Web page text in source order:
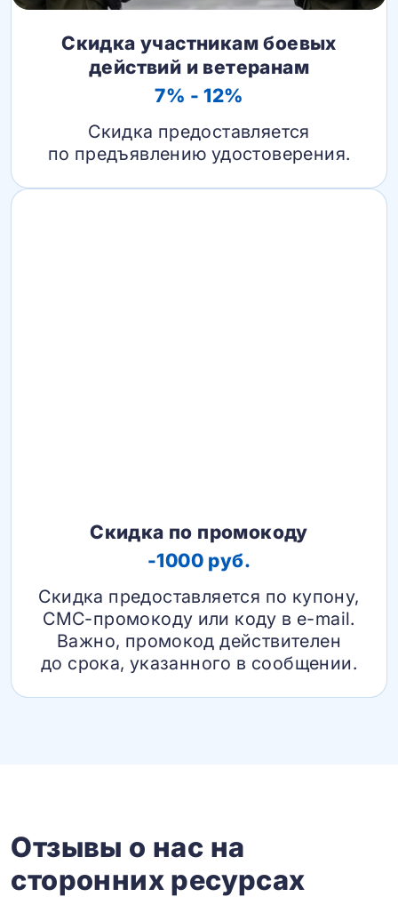
Скидка участникам боевых
действий и ветеранам
7% - 12%
Скидка предоставляется
по предъявлению удостоверения.
Скидка по промокоду
-1000 руб.
Скидка предоставляется по купону,
СМС-промокоду или коду в e-mail.
Важно, промокод действителен
до срока, указанного в сообщении.
Отзывы о нас на
сторонних ресурсах